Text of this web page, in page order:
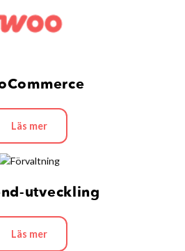
Läs mer
utveckling
Läs mer